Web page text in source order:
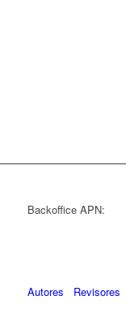
Backoffice APN:
Autores Revisores